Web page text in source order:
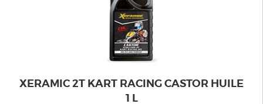
XERAMIC 2T KART RACING CASTOR HUILE
1 L